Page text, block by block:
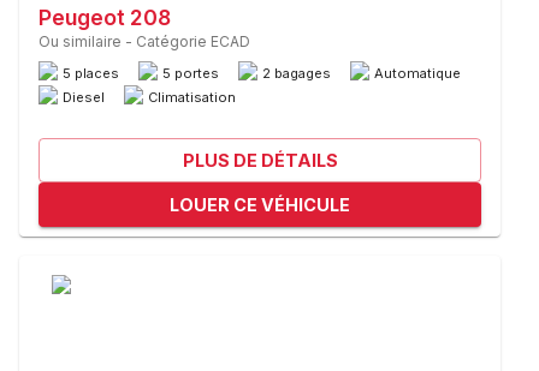
Peugeot 208
Ou similaire - Catégorie ECAD
5 places 5 portes 2 bagages
Automatique
Diesel
Climatisation
PLUS DE DÉTAILS
LOUER CE VÉHICULE